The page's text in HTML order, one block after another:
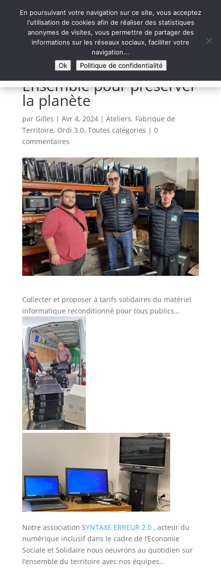
Syntaxe Erreur 2.0
LE NUMÉRIQUE SOLIDAIRE
Ensemble pour préserver
la planète
par Gilles | Avr 4, 2024| Ateliers, Fabrique de
Territoire, Ordi 3.0, Toutes catégories | 0
commentaires
Collecter et proposer à tarifs solidaires du matériel
informatique reconditionné pour tous publics…
Notre association SYNTAXE ERREUR 2.0, acteur du
numérique inclusif dans le cadre de l’Economie
Sociale et Solidaire nous oeuvrons au quotidien sur
l’ensemble du territoire avec nos équipes…
En poursuivant votre navigation sur ce site, vous acceptez
l'utilisation de cookies afin de réaliser des statistiques
anonymes de visites, vous permettre de partager des
informations sur les réseaux sociaux, faciliter votre
navigation...
Ok
Politique de confidentialité